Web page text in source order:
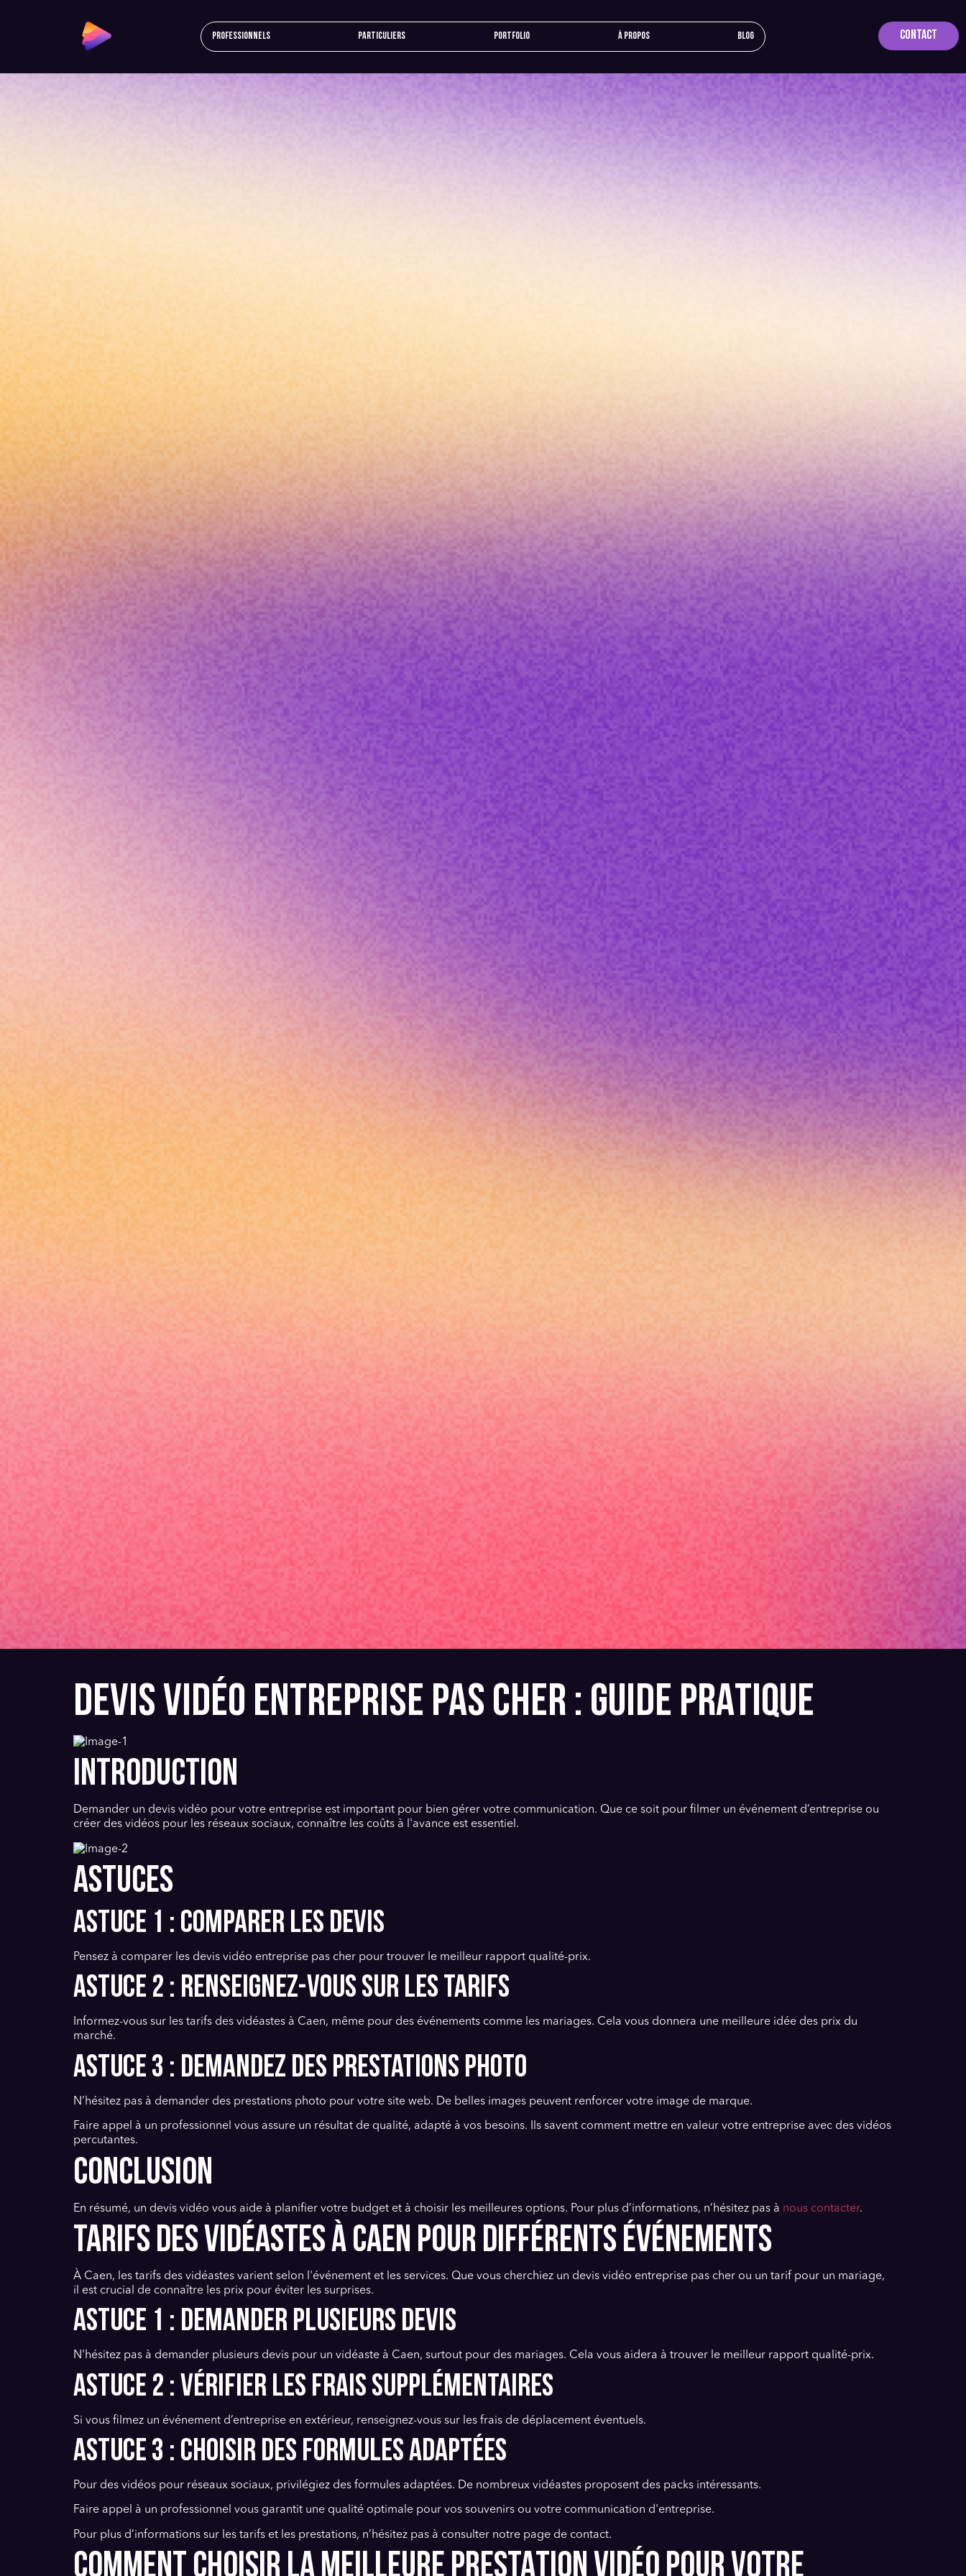
Professionnels Particuliers Portfolio À propos Blog Contact
DEVIS VIDÉO ENTREPRISE PAS CHER : GUIDE PRATIQUE
INTRODUCTION
Demander un devis vidéo pour votre entreprise est important pour bien gérer votre communication. Que ce soit pour filmer un événement d’entreprise ou
créer des vidéos pour les réseaux sociaux, connaître les coûts à l'avance est essentiel.
ASTUCES
Astuce 1 : Comparer les devis
Pensez à comparer les devis vidéo entreprise pas cher pour trouver le meilleur rapport qualité-prix.
Astuce 2 : Renseignez-vous sur les tarifs
Informez-vous sur les tarifs des vidéastes à Caen, même pour des événements comme les mariages. Cela vous donnera une meilleure idée des prix du
marché.
Astuce 3 : Demandez des prestations photo
N’hésitez pas à demander des prestations photo pour votre site web. De belles images peuvent renforcer votre image de marque.
Faire appel à un professionnel vous assure un résultat de qualité, adapté à vos besoins. Ils savent comment mettre en valeur votre entreprise avec des vidéos
percutantes.
CONCLUSION
En résumé, un devis vidéo vous aide à planifier votre budget et à choisir les meilleures options. Pour plus d’informations, n’hésitez pas à nous contacter.
TARIFS DES VIDÉASTES À CAEN POUR DIFFÉRENTS ÉVÉNEMENTS
À Caen, les tarifs des vidéastes varient selon l'événement et les services. Que vous cherchiez un devis vidéo entreprise pas cher ou un tarif pour un mariage,
il est crucial de connaître les prix pour éviter les surprises.
Astuce 1 : Demander plusieurs devis
N'hésitez pas à demander plusieurs devis pour un vidéaste à Caen, surtout pour des mariages. Cela vous aidera à trouver le meilleur rapport qualité-prix.
Astuce 2 : Vérifier les frais supplémentaires
Si vous filmez un événement d’entreprise en extérieur, renseignez-vous sur les frais de déplacement éventuels.
Astuce 3 : Choisir des formules adaptées
Pour des vidéos pour réseaux sociaux, privilégiez des formules adaptées. De nombreux vidéastes proposent des packs intéressants.
Faire appel à un professionnel vous garantit une qualité optimale pour vos souvenirs ou votre communication d'entreprise.
Pour plus d’informations sur les tarifs et les prestations, n’hésitez pas à consulter notre page de contact.
COMMENT CHOISIR LA MEILLEURE PRESTATION VIDÉO POUR VOTRE